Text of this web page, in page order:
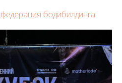
бодибилдинга